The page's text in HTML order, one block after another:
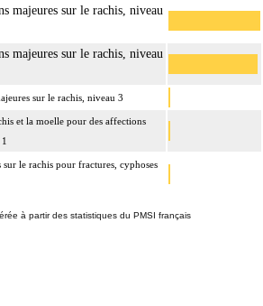
majeures sur le rachis, niveau
majeures sur le rachis, niveau
sur le rachis, niveau 3
et la moelle pour des affections
le rachis pour fractures, cyphoses
à partir des statistiques du PMSI français